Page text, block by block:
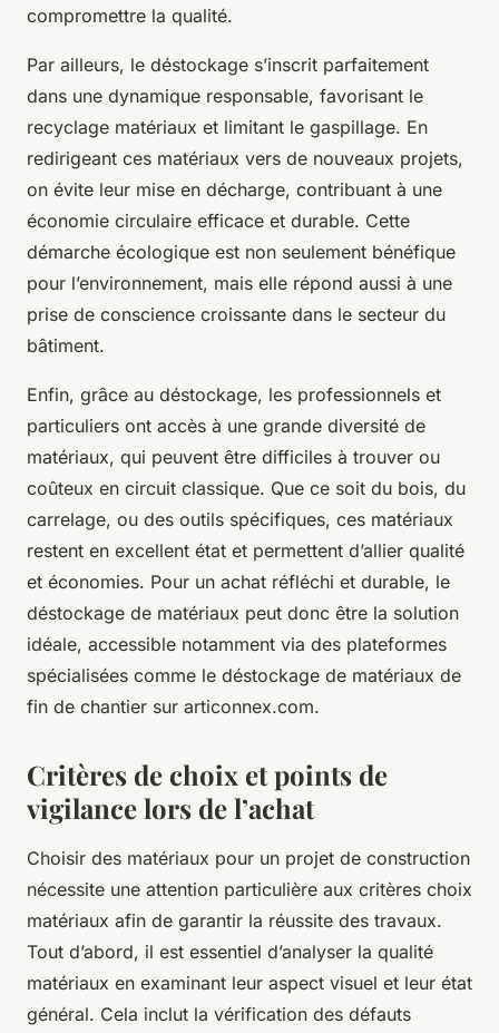
compromettre la qualité.
Par ailleurs, le déstockage s’inscrit parfaitement
dans une dynamique responsable, favorisant le
recyclage matériaux et limitant le gaspillage. En
redirigeant ces matériaux vers de nouveaux projets,
on évite leur mise en décharge, contribuant à une
économie circulaire efficace et durable. Cette
démarche écologique est non seulement bénéfique
pour l’environnement, mais elle répond aussi à une
prise de conscience croissante dans le secteur du
bâtiment.
Enfin, grâce au déstockage, les professionnels et
particuliers ont accès à une grande diversité de
matériaux, qui peuvent être difficiles à trouver ou
coûteux en circuit classique. Que ce soit du bois, du
carrelage, ou des outils spécifiques, ces matériaux
restent en excellent état et permettent d’allier qualité
et économies. Pour un achat réfléchi et durable, le
déstockage de matériaux peut donc être la solution
idéale, accessible notamment via des plateformes
spécialisées comme le déstockage de matériaux de
fin de chantier sur articonnex.com.
Critères de choix et points de
vigilance lors de l’achat
Choisir des matériaux pour un projet de construction
nécessite une attention particulière aux critères choix
matériaux afin de garantir la réussite des travaux.
Tout d’abord, il est essentiel d’analyser la qualité
matériaux en examinant leur aspect visuel et leur état
général. Cela inclut la vérification des défauts